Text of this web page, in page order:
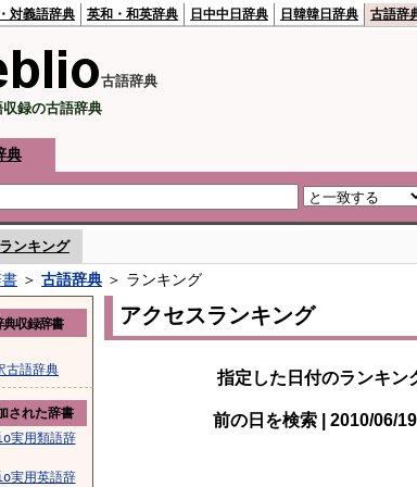
対義語辞典 英和・和英辞典 日中中日辞典 日韓韓日辞典 古語辞
古語辞典
収録の古語辞典
典
ランキング
＞ 古語辞典 ＞ ランキング
アクセスランキング
指定した日付のランキン
前の日を検索 | 2010/06/
典収録辞書
古語辞典
された辞書
実用類語辞
実用英語辞